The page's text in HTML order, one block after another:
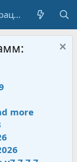
Регистрация
more